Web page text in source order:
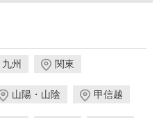
九州 関東
山陽・山陰 甲信越